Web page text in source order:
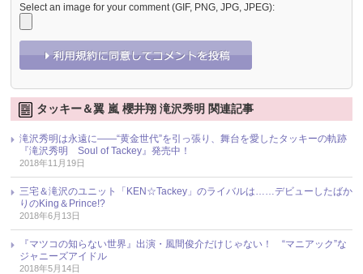
Select an image for your comment (GIF, PNG, JPG, JPEG):
タッキー＆翼 嵐 櫻井翔 滝沢秀明 関連記事
滝沢秀明は永遠に――“黄金世代”を引っ張り、舞台を愛したタッキーの軌跡
『滝沢秀明 Soul of Tackey』発売中！
2018年11月19日
三宅＆滝沢のユニット「KEN☆Tackey」のライバルは……デビューしたばか
りのKing＆Prince!?
2018年6月13日
『マツコの知らない世界』出演・風間俊介だけじゃない！ “マニアック”な
ジャニーズアイドル
2018年5月14日